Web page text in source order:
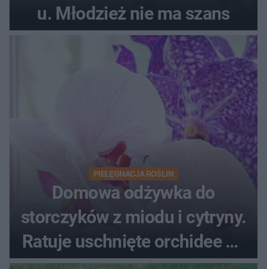
u. Młodzież nie ma szans
PIELĘGNACJA ROŚLIN
Domowa odżywka do
storczyków z miodu i cytryny.
Ratuje uschnięte orchidee po